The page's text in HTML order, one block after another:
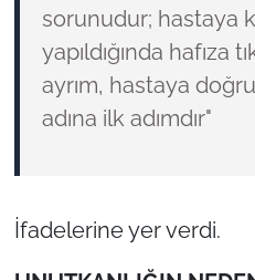
sorunudur; hastaya
yapıldığında hafıza
ayrım, hastaya
adına ilk adımdır"
İfadelerine yer verdi.